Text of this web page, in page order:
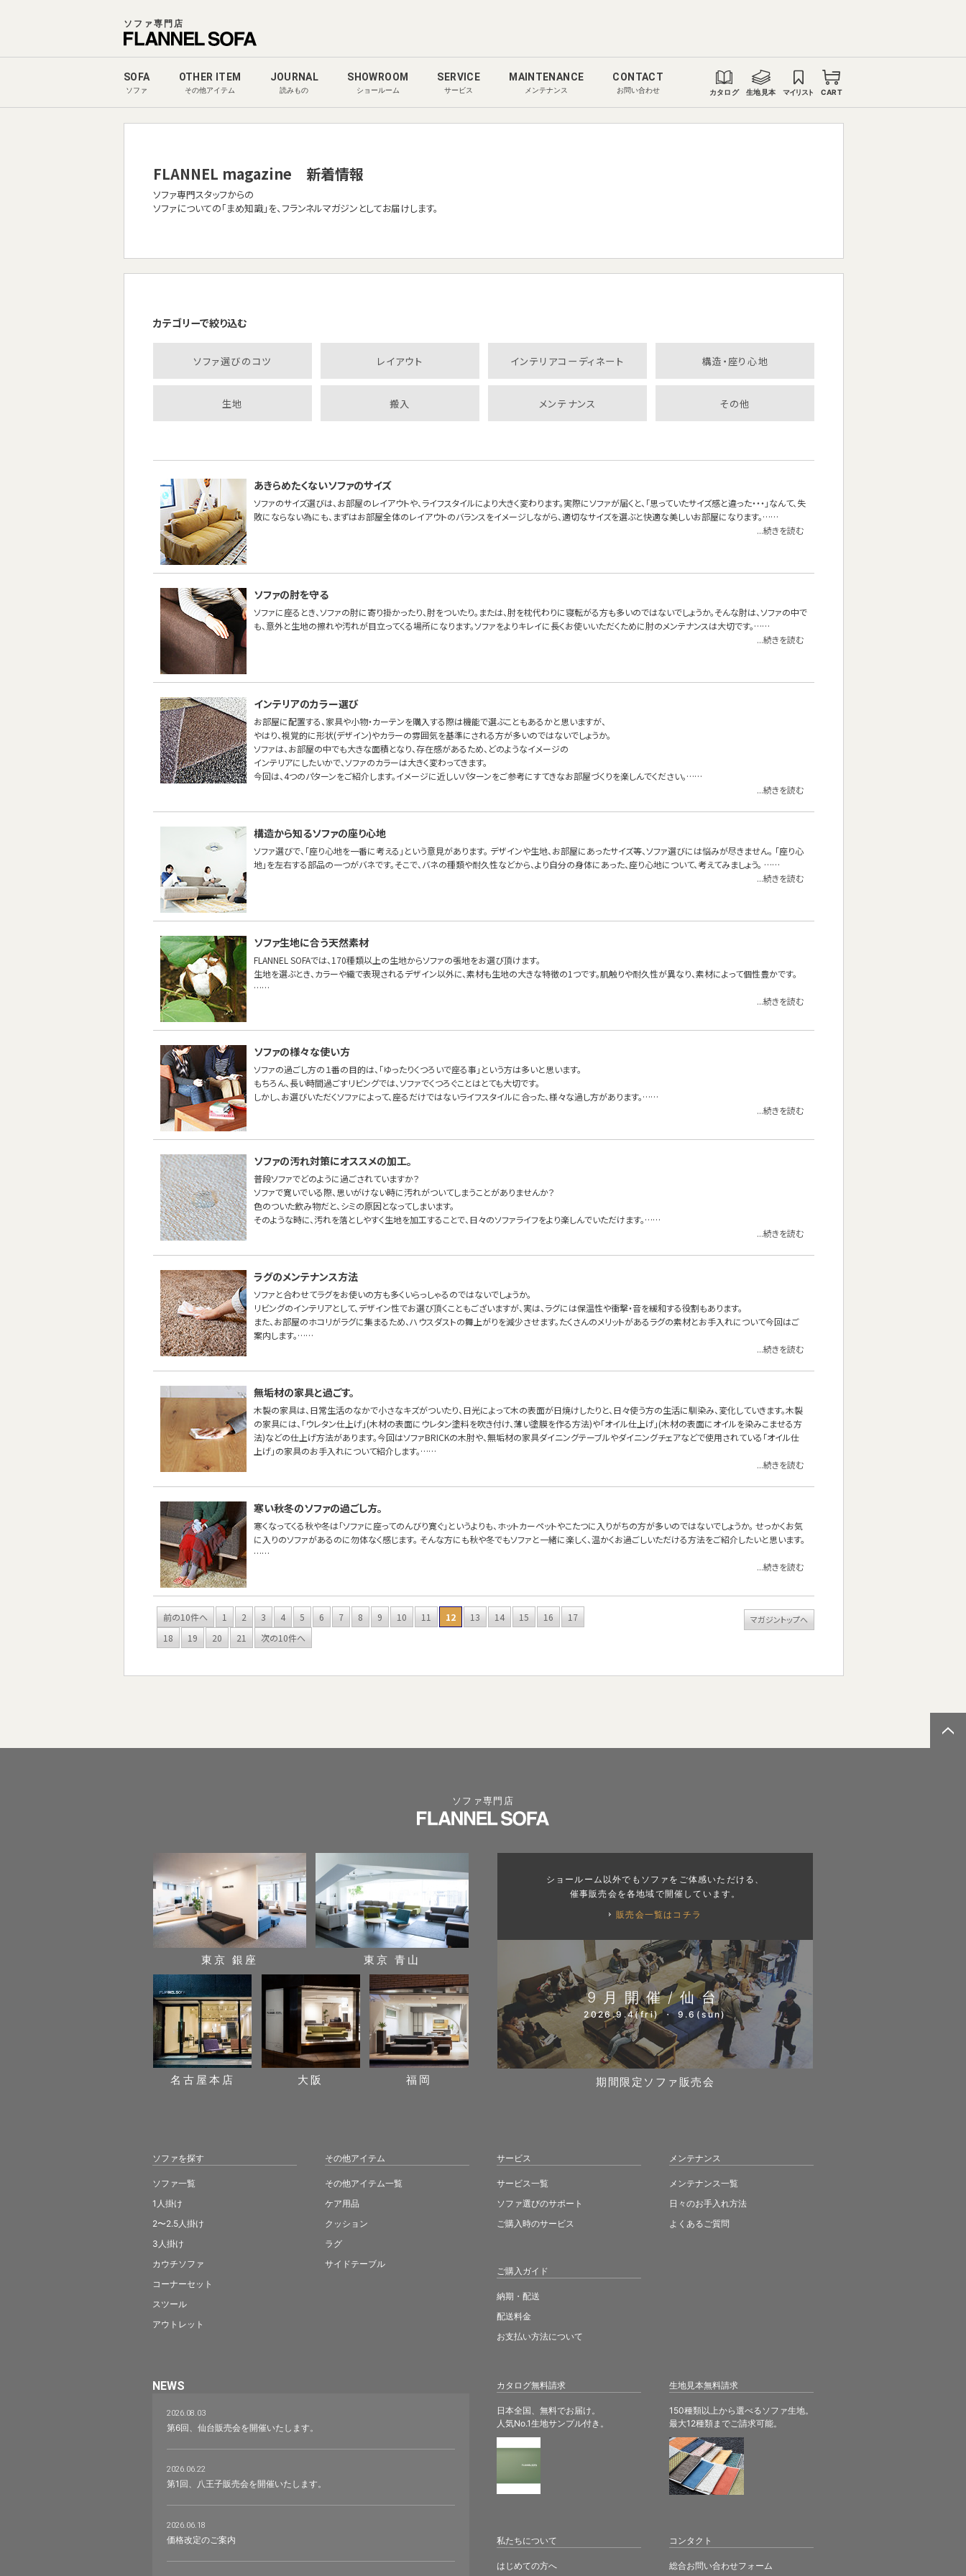
ソファ専門店
SOFA
ソファ
OTHER ITEM
その他アイテム
JOURNAL
読みもの
SHOWROOM
ショールーム
SERVICE
サービス
MAINTENANCE
メンテナンス
CONTACT
お問い合わせ カタログ 生地見本 マイリスト CART
FLANNEL magazine 新着情報
ソファ専門スタッフからの
ソファについての「まめ知識」を、フランネルマガジンとしてお届けします。
カテゴリーで絞り込む
ソファ選びのコツ レイアウト インテリアコーディネート 構造・座り心地
生地 搬入 メンテナンス その他
あきらめたくないソファのサイズ
ソファのサイズ選びは、お部屋のレイアウトや、ライフスタイルにより大きく変わります。実際にソファが届くと、「思っていたサイズ感と違った・・・」なんて、失
敗にならない為にも、まずはお部屋全体のレイアウトのバランスをイメージしながら、適切なサイズを選ぶと快適な美しいお部屋になります。……
...続きを読む
ソファの肘を守る
ソファに座るとき、ソファの肘に寄り掛かったり、肘をついたり。または、肘を枕代わりに寝転がる方も多いのではないでしょうか。そんな肘は、ソファの中で
も、意外と生地の擦れや汚れが目立ってくる場所になります。ソファをよりキレイに長くお使いいただくために肘のメンテナンスは大切です。……
...続きを読む
インテリアのカラー選び
お部屋に配置する、家具や小物・カーテンを購入する際は機能で選ぶこともあるかと思いますが、
やはり、視覚的に形状(デザイン)やカラーの雰囲気を基準にされる方が多いのではないでしょうか。
ソファは、お部屋の中でも大きな面積となり、存在感があるため、どのようなイメージの
インテリアにしたいかで、ソファのカラーは大きく変わってきます。
今回は、4つのパターンをご紹介します。イメージに近しいパターンをご参考にすてきなお部屋づくりを楽しんでください。……
...続きを読む
構造から知るソファの座り心地
ソファ選びで、「座り心地を一番に考える」という意見があります。 デザインや生地、お部屋にあったサイズ等、ソファ選びには悩みが尽きません。 「座り心
地」を左右する部品の一つがバネです。そこで、バネの種類や耐久性などから、より自分の身体にあった、座り心地について、考えてみましょう。 ……
...続きを読む
ソファ生地に合う天然素材
FLANNEL SOFAでは、170種類以上の生地からソファの張地をお選び頂けます。
生地を選ぶとき、カラーや織で表現されるデザイン以外に、素材も生地の大きな特徴の1つです。肌触りや耐久性が異なり、素材によって個性豊かです。
……
...続きを読む
ソファの様々な使い方
ソファの過ごし方の１番の目的は、「ゆったりくつろいで座る事」という方は多いと思います。
もちろん、長い時間過ごすリビングでは、ソファでくつろぐことはとても大切です。
しかし、お選びいただくソファによって、座るだけではないライフスタイルに合った、様々な過し方があります。……
...続きを読む
ソファの汚れ対策にオススメの加工。
普段ソファでどのように過ごされていますか？
ソファで寛いでいる際、思いがけない時に汚れがついてしまうことがありませんか？
色のついた飲み物だと、シミの原因となってしまいます。
そのような時に、汚れを落としやすく生地を加工することで、日々のソファライフをより楽しんでいただけます。……
...続きを読む
ラグのメンテナンス方法
ソファと合わせてラグをお使いの方も多くいらっしゃるのではないでしょうか。
リビングのインテリアとして、デザイン性でお選び頂くこともございますが、実は、ラグには保温性や衝撃・音を緩和する役割もあります。
また、お部屋のホコリがラグに集まるため、ハウスダストの舞上がりを減少させます。たくさんのメリットがあるラグの素材とお手入れについて今回はご
案内します。……
...続きを読む
無垢材の家具と過ごす。
木製の家具は、日常生活のなかで小さなキズがついたり、日光によって木の表面が日焼けしたりと、日々使う方の生活に馴染み、変化していきます。木製
の家具には、「ウレタン仕上げ」(木材の表面にウレタン塗料を吹き付け、薄い塗膜を作る方法)や「オイル仕上げ」(木材の表面にオイルを染みこませる方
法)などの仕上げ方法があります。今回はソファBRICKの木肘や、無垢材の家具ダイニングテーブルやダイニングチェアなどで使用されている「オイル仕
上げ」の家具のお手入れについて紹介します。……
...続きを読む
寒い秋冬のソファの過ごし方。
寒くなってくる秋や冬は「ソファに座ってのんびり寛ぐ」というよりも、ホットカーペットやこたつに入りがちの方が多いのではないでしょうか。 せっかくお気
に入りのソファがあるのに勿体なく感じます。 そんな方にも秋や冬でもソファと一緒に楽しく、温かくお過ごしいただける方法をご紹介したいと思います。
……
...続きを読む
前の10件へ 1 2 3 4 5 6 7 8 9 10 11 12 13 14 15 16
17
18
19 20 21 次の10件へ
マガジントップへ
ソファ専門店
カタログ無料請求
日本全国、無料でお届け。
人気No.1生地サンプル付き。
生地見本無料請求
150種類以上から選べるソファ生地。
最大12種類までご請求可能。
東京 銀座 東京 青山
名古屋本店 大阪 福岡
ショールーム以外でもソファをご体感いただける、
催事販売会を各地域で開催しています。
販売会一覧はコチラ
9月開催/仙台
2026.9.4(fri) ・ 9.6(sun)
期間限定ソファ販売会
ソファを探す
ソファ一覧
1人掛け
2〜2.5人掛け
3人掛け
カウチソファ
コーナーセット
スツール
アウトレット
その他アイテム
その他アイテム一覧
ケア用品
クッション
ラグ
サイドテーブル
サービス
サービス一覧
ソファ選びのサポート
ご購入時のサービス
ご購入ガイド
納期・配送
配送料金
お支払い方法について
メンテナンス
メンテナンス一覧
日々のお手入れ方法
よくあるご質問
NEWS
2026.08.03
第6回、仙台販売会を開催いたします。
2026.06.22
第1回、八王子販売会を開催いたします。
2026.06.18
価格改定のご案内 私たちについて
はじめての方へ
コンタクト
総合お問い合わせフォーム